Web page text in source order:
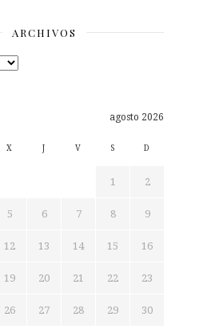
ARCHIVOS
agosto 2026
X J V S D
1 2
5 6 7 8 9
12 13 14 15 16
19 20 21 22 23
26 27 28 29 30